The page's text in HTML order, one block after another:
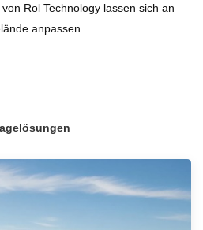
Rol Technology lassen sich an
anpassen.